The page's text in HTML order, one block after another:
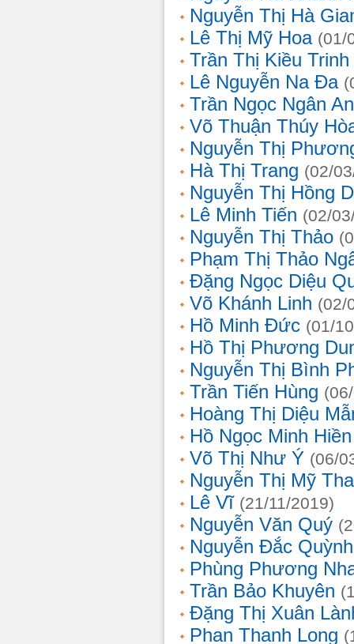
Nguyễn Thị Hà
Lê Thị Mỹ Hoa (01/
Trần Thị Kiều Trinh
Lê Nguyễn Na Đa
Trần Ngọc Ngân
Võ Thuận Thúy
Nguyễn Thị
Hà Thị Trang (02/
Nguyễn Thị Hồng
Lê Minh Tiến (02/
Nguyễn Thị Thảo
Phạm Thị Thảo
Đặng Ngọc Diệu
Võ Khánh Linh (02/
Hồ Minh Đức (01/
Hồ Thị Phương
Nguyễn Thị Bình
Trần Tiến Hùng
Hoàng Thị Diệu
Hồ Ngọc Minh Hiền
Võ Thị Như Ý (06/
Nguyễn Thị Mỹ
Lê Vĩ (21/11/2019)
Nguyễn Văn Quý
Nguyễn Đắc
Phùng Phương
Trần Bảo Khuyên
Đặng Thị Xuân
Phan Thanh Long